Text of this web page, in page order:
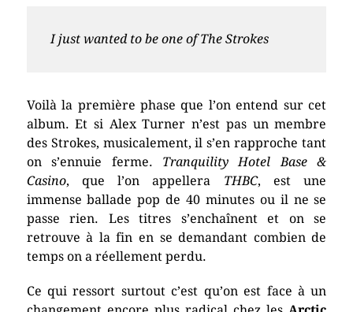
I just wanted to be one of The Strokes
Voilà la première phase que l’on entend sur cet
album. Et si Alex Turner n’est pas un membre
des Strokes, musicalement, il s’en rapproche tant
on s’ennuie ferme. Tranquility Hotel Base &
Casino, que l’on appellera THBC, est une
immense ballade pop de 40 minutes ou il ne se
passe rien. Les titres s’enchaînent et on se
retrouve à la fin en se demandant combien de
temps on a réellement perdu.
Ce qui ressort surtout c’est qu’on est face à un